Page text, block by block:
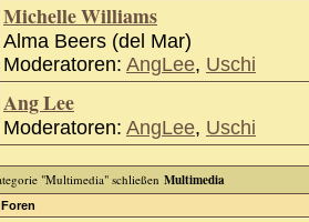
Michelle Williams
Alma Beers (del Mar)
Moderatoren: AngLee, Uschi
Ang Lee
Moderatoren: AngLee, Uschi
Multimedia
Foren